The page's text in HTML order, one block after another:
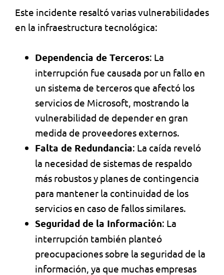
Este incidente resaltó varias vulnerabilidades
en la infraestructura tecnológica:
Dependencia de Terceros: La
interrupción fue causada por un fallo en
un sistema de terceros que afectó los
servicios de Microsoft, mostrando la
vulnerabilidad de depender en gran
medida de proveedores externos.
Falta de Redundancia: La caída reveló
la necesidad de sistemas de respaldo
más robustos y planes de contingencia
para mantener la continuidad de los
servicios en caso de fallos similares.
Seguridad de la Información: La
interrupción también planteó
preocupaciones sobre la seguridad de la
información, ya que muchas empresas